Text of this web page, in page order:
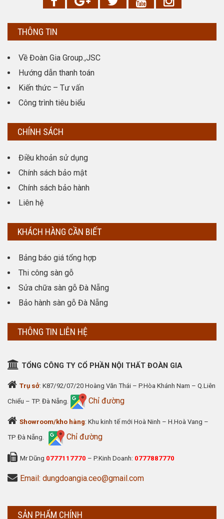
THÔNG TIN
Về Đoàn Gia Group.,JSC
Hướng dẫn thanh toán
Kiến thức – Tư vấn
Công trình tiêu biểu
CHÍNH SÁCH
Điều khoản sử dụng
Chính sách bảo mật
Chính sách bảo hành
Liên hệ
KHÁCH HÀNG CẦN BIẾT
Bảng báo giá tổng hợp
Thi công sàn gỗ
Sửa chữa sàn gỗ Đà Nẵng
Bảo hành sàn gỗ Đà Nẵng
THÔNG TIN LIÊN HỆ
TỔNG CÔNG TY CỔ PHẦN NỘI THẤT ĐOÀN GIA
Trụ sở: K87/92/07/20 Hoàng Văn Thái – P.Hòa Khánh Nam – Q.Liên
Chiểu – TP. Đà Nẵng. Chỉ đường
Showroom/kho hàng: Khu kinh tế mới Hoà Ninh – H.Hoà Vang –
TP Đà Nẵng. Chỉ đường
Mr Dũng 0777117770 – P.Kinh Doanh: 0777887770
Email: dungdoangia.ceo@gmail.com
SẢN PHẨM CHÍNH